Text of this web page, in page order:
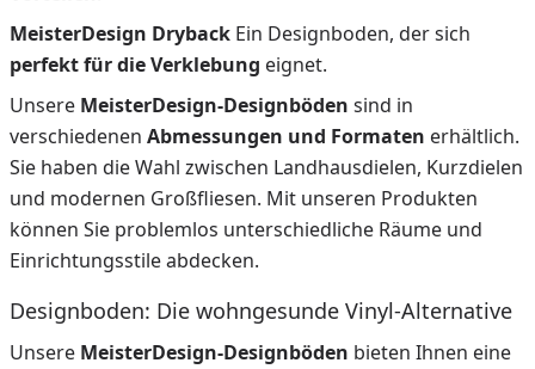
MeisterDesign Dryback Ein Designboden, der sich
perfekt für die Verklebung eignet.
Unsere MeisterDesign-Designböden sind in
verschiedenen Abmessungen und Formaten erhältlich.
Sie haben die Wahl zwischen Landhausdielen, Kurzdielen
und modernen Großfliesen. Mit unseren Produkten
können Sie problemlos unterschiedliche Räume und
Einrichtungsstile abdecken.
Designboden: Die wohngesunde Vinyl-Alternative
Unsere MeisterDesign-Designböden bieten Ihnen eine